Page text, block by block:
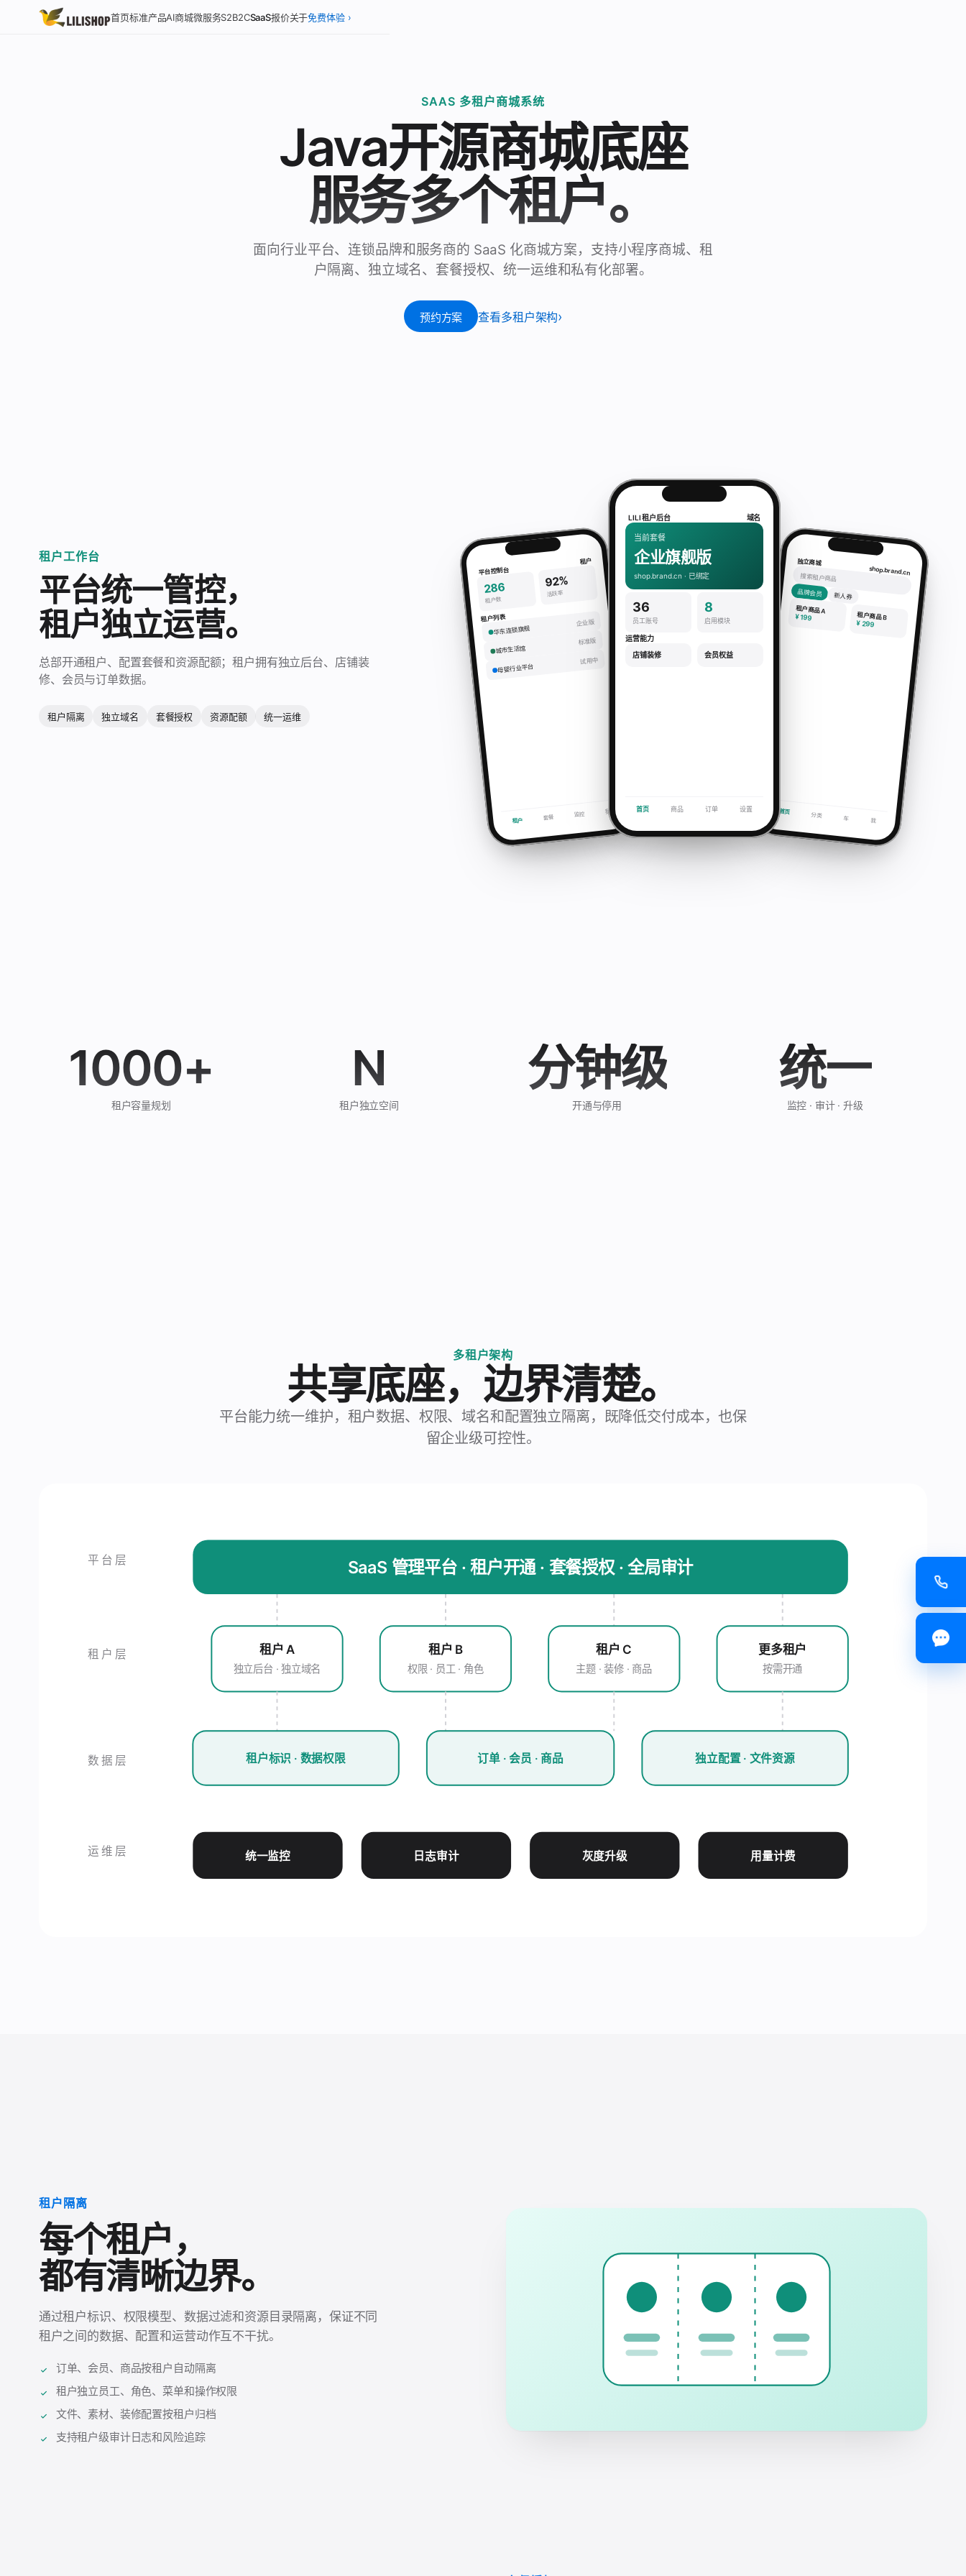
首页标准产品AI商城微服务S2B2CSaaS报价关于免费体验 ›
SAAS 多租户商城系统
Java开源商城底座
服务多个租户。
面向行业平台、连锁品牌和服务商的 SaaS 化商城方案，支持小程序商城、租
户隔离、独立域名、套餐授权、统一运维和私有化部署。
预约方案 查看多租户架构
租户工作台
平台统一管控，
租户独立运营。
总部开通租户、配置套餐和资源配额；租户拥有独立后台、店铺装
修、会员与订单数据。
租户隔离 独立域名 套餐授权 资源配额 统一运维
平台控制台
租户
286
租户数
92%
活跃率
租户列表
华东连锁旗舰
企业版
城市生活馆
标准版
母婴行业平台
试用中
租户 套餐 监控 我
LILI 租户后台 域名
当前套餐
企业旗舰版
shop.brand.cn · 已绑定
36
员工账号
8
启用模块
运营能力
店铺装修
会员权益
首页 商品 订单 设置
独立商城
shop.brand.cn
搜索租户商品
品牌会员 新人券
租户商品 A
¥ 199 租户商品 B
¥ 299
首页 分类 车 我
1000+
租户容量规划
N
租户独立空间
分钟级
开通与停用
统一
监控 · 审计 · 升级
多租户架构
共享底座，边界清楚。
平台能力统一维护，租户数据、权限、域名和配置独立隔离，既降低交付成本，也保
留企业级可控性。
平台层
租户层
数据层
运维层
SaaS 管理平台 · 租户开通 · 套餐授权 · 全局审计
租户 A
独立后台 · 独立域名
租户 B
权限 · 员工 · 角色
租户 C
主题 · 装修 · 商品
更多租户
按需开通
租户标识 · 数据权限 订单 · 会员 · 商品 独立配置 · 文件资源
统一监控 日志审计 灰度升级 用量计费
租户隔离
每个租户，
都有清晰边界。
通过租户标识、权限模型、数据过滤和资源目录隔离，保证不同
租户之间的数据、配置和运营动作互不干扰。
订单、会员、商品按租户自动隔离
租户独立员工、角色、菜单和操作权限
文件、素材、装修配置按租户归档
支持租户级审计日志和风险追踪